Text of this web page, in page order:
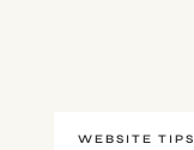
WEBSITE TIPS